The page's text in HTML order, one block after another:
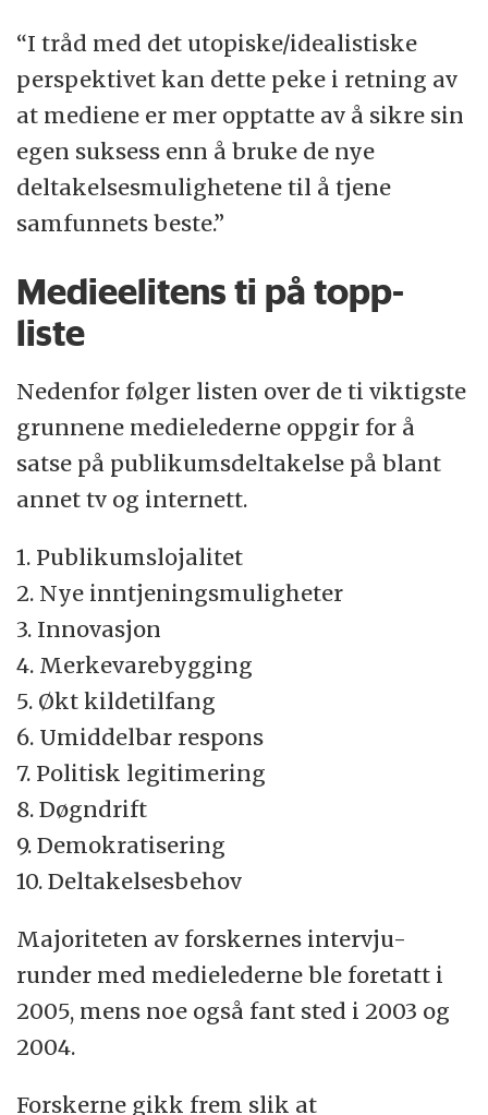
“I tråd med det utopiske/idealistiske
perspektivet kan dette peke i retning av
at mediene er mer opptatte av å sikre sin
egen suksess enn å bruke de nye
deltakelsesmulighetene til å tjene
samfunnets beste.”
Medieelitens ti på topp-
liste
Nedenfor følger listen over de ti viktigste
grunnene medielederne oppgir for å
satse på publikumsdeltakelse på blant
annet tv og internett.
1. Publikumslojalitet
2. Nye inntjeningsmuligheter
3. Innovasjon
4. Merkevarebygging
5. Økt kildetilfang
6. Umiddelbar respons
7. Politisk legitimering
8. Døgndrift
9. Demokratisering
10. Deltakelsesbehov
Majoriteten av forskernes intervju-
runder med medielederne ble foretatt i
2005, mens noe også fant sted i 2003 og
2004.
Forskerne gikk frem slik at